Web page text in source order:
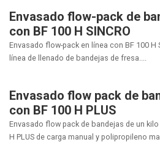
Envasado flow-pack de
con BF 100 H SINCRO
Envasado flow-pack en línea con BF 100 H
línea de llenado de bandejas de fresa....
Envasado flow pack de
con BF 100 H PLUS
Envasado flow pack de bandejas de un
H PLUS de carga manual y polipropileno